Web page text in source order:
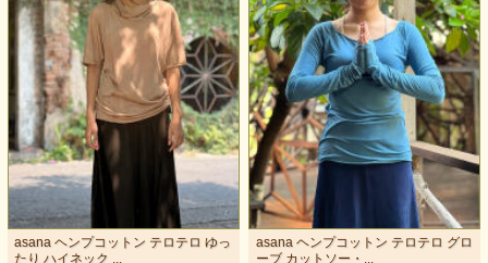
asana ヘンプコットン テロテロ ゆっ
たり ハイネック ...
asana ヘンプコットン テロテロ グロ
ーブ カットソー・...